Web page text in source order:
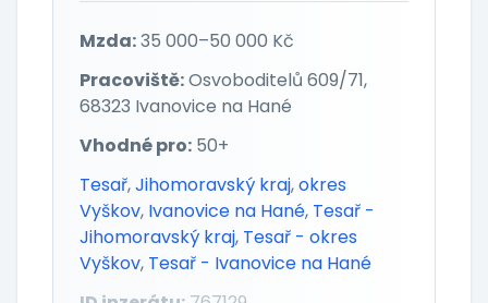
Mzda:35 000–50 000 Kč
Pracoviště:Osvoboditelů 609/71,
68323 Ivanovice na Hané
Vhodné pro: 50+
Tesař,Jihomoravský kraj,okres
Vyškov, Ivanovice na Hané, Tesař -
Jihomoravský kraj, Tesař - okres
Vyškov, Tesař - Ivanovice na Hané